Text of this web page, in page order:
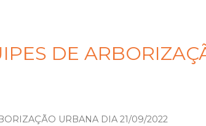
DE
URBANA DIA 21/09/2022